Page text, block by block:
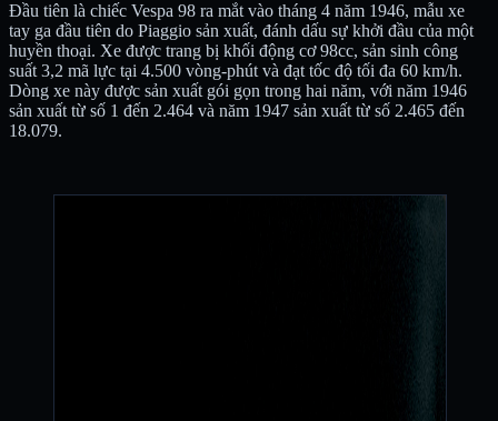
Đầu tiên là chiếc Vespa 98 ra mắt vào tháng 4 năm 1946, mẫu xe
tay ga đầu tiên do Piaggio sản xuất, đánh dấu sự khởi đầu của một
huyền thoại. Xe được trang bị khối động cơ 98cc, sản sinh công
suất 3,2 mã lực tại 4.500 vòng-phút và đạt tốc độ tối đa 60 km/h.
Dòng xe này được sản xuất gói gọn trong hai năm, với năm 1946
sản xuất từ số 1 đến 2.464 và năm 1947 sản xuất từ số 2.465 đến
18.079.